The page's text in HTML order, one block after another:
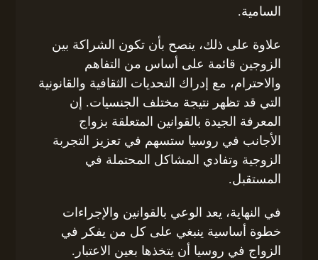
السامية.
علاوة على ذلك، ينصح بأن تكون الشراكة بين
الزوجين قائمة على أساس من التفاهم
والاحترام، مع إدراك التحديات الثقافية والقانونية
التي قد تظهر نتيجة مختلف الجنسيات. إن
المعرفة الجيدة بالقوانين المتعلقة بزواج
الأجانب في روسيا ستسهم في تعزيز التجربة
الزوجية وتفادي المشاكل المحتملة في
المستقبل.
في النهاية، يعد الوعي بالقوانين والإجراءات
خطوة أساسية ينبغي على كل من يفكر في
الزواج في روسيا أن يتخذها بعين الاعتبار.